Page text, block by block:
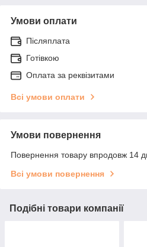
Умови оплати
Післяплата
Готівкою
Оплата за реквізитами
Всі умови оплати
Умови повернення
Повернення товару впродовж 14
Всі умови повернення
Подібні товари компанії